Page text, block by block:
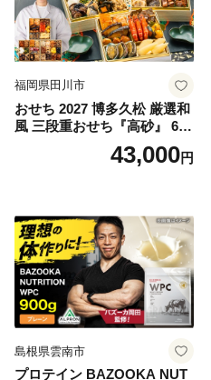
福岡県田川市
おせち 2027 博多久松 厳選和
風 三段重おせち『高砂』 6.5
寸 3段重 2～3人前 おせち料
理 重箱 お正月 冷凍おせち 縁
ち 本格おせち おせち予約 年
末 年始 お取り寄せ 新春 贅沢
おせち こだわりおせち 惣菜
老舗おせち ふるさと納税お
せち 御節 お節料理 正月 調理
不要 おせち料理2027
43,000円
島根県雲南市
プロテイン BAZOOKA NUT